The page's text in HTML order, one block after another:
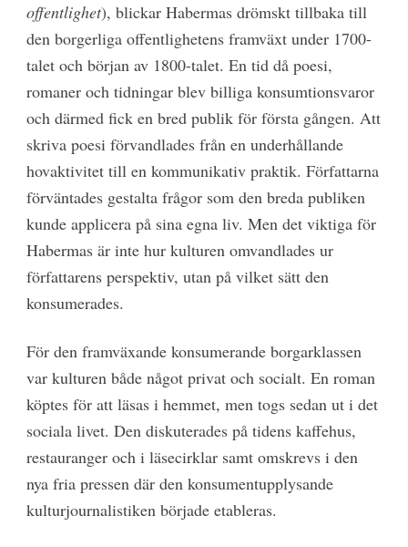
offentlighet), blickar Habermas drömskt tillbaka till
den borgerliga offentlighetens framväxt under 1700-
talet och början av 1800-talet. En tid då poesi,
romaner och tidningar blev billiga konsumtionsvaror
och därmed fick en bred publik för första gången. Att
skriva poesi förvandlades från en underhållande
hovaktivitet till en kommunikativ praktik. Författarna
förväntades gestalta frågor som den breda publiken
kunde applicera på sina egna liv. Men det viktiga för
Habermas är inte hur kulturen omvandlades ur
författarens perspektiv, utan på vilket sätt den
konsumerades.
För den framväxande konsumerande borgarklassen
var kulturen både något privat och socialt. En roman
köptes för att läsas i hemmet, men togs sedan ut i det
sociala livet. Den diskuterades på tidens kaffehus,
restauranger och i läsecirklar samt omskrevs i den
nya fria pressen där den konsumentupplysande
kulturjournalistiken började etableras.